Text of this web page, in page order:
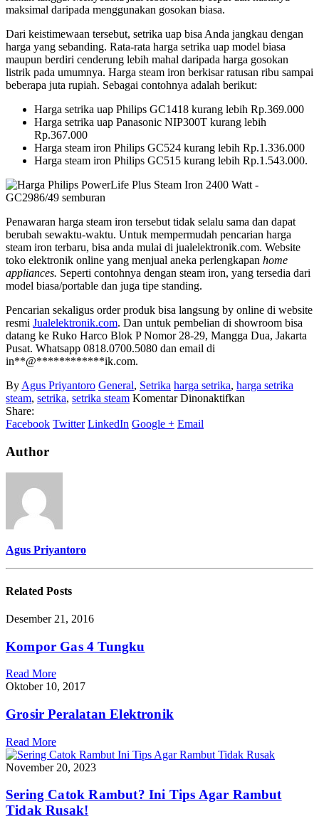
maksimal daripada menggunakan gosokan biasa.
Dari keistimewaan tersebut, setrika uap bisa Anda jangkau dengan
harga yang sebanding. Rata-rata harga setrika uap model biasa
maupun berdiri cenderung lebih mahal daripada harga gosokan
listrik pada umumnya. Harga steam iron berkisar ratusan ribu sampai
beberapa juta rupiah. Sebagai contohnya adalah berikut:
Harga setrika uap Philips GC1418 kurang lebih Rp.369.000
Harga setrika uap Panasonic NIP300T kurang lebih
Rp.367.000
Harga steam iron Philips GC524 kurang lebih Rp.1.336.000
Harga steam iron Philips GC515 kurang lebih Rp.1.543.000.
Penawaran harga steam iron tersebut tidak selalu sama dan dapat
berubah sewaktu-waktu. Untuk mempermudah pencarian harga
steam iron terbaru, bisa anda mulai di jualelektronik.com. Website
toko elektronik online yang menjual aneka perlengkapan home
appliances. Seperti contohnya dengan steam iron, yang tersedia dari
model biasa/portable dan juga tipe standing.
Pencarian sekaligus order produk bisa langsung by online di website
resmi Jualelektronik.com. Dan untuk pembelian di showroom bisa
datang ke Ruko Harco Blok P Nomor 28-29, Mangga Dua, Jakarta
Pusat. Whatsapp 0818.0700.5080 dan email di
in**@************ik.com.
By Agus Priyantoro General, Setrika harga setrika, harga setrika
steam, setrika, setrika steam Komentar Dinonaktifkan
Share:
Facebook Twitter LinkedIn Google + Email
Author
Agus Priyantoro
RelatedPosts
Desember 21, 2016
Kompor Gas 4 Tungku
Read More
Oktober 10, 2017
Grosir Peralatan Elektronik
Read More
November 20, 2023
Sering Catok Rambut? Ini Tips Agar Rambut
Tidak Rusak!